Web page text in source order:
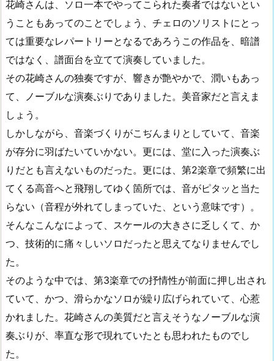
花崎さんは、ソロ一本でやってこられた奏者ではないとい
うこともあってのことでしょう、チェロのソリストにとっ
ては重要なレパートリーとなるであろうこの作品を、暗譜
ではなく、譜面台を立てて演奏していました。
その花崎さんの独奏ですが、響きが艶やかで、潤いもあっ
て、ノーブルな演奏ぶりでありました。美音家だと言えま
しょう。
しかしながら、音楽づくりがこぢんまりとしていて、音楽
が存分に羽ばたいていかない。更には、堂に入った演奏ぶ
りだとも言えないものだった。更には、第2楽章で頻繁に出
てくる高音へと飛翔してゆく箇所では、音がピタッと当た
らない（音程が外れてしまっていた、という意味です）。
そんなこんなによって、スケールの大きさに乏しくて、か
つ、技術的に痛々しいソロだったと思えてなりませんでし
た。
そのような中では、第3楽章での抒情性が前面に押し出され
ていて、かつ、滑らかなソロが繰り広げられていて、心惹
かれました。花崎さんの美質だと言えそうなノーブルな演
奏ぶりが、率直な形で現れていたとも思われたものでし
た。